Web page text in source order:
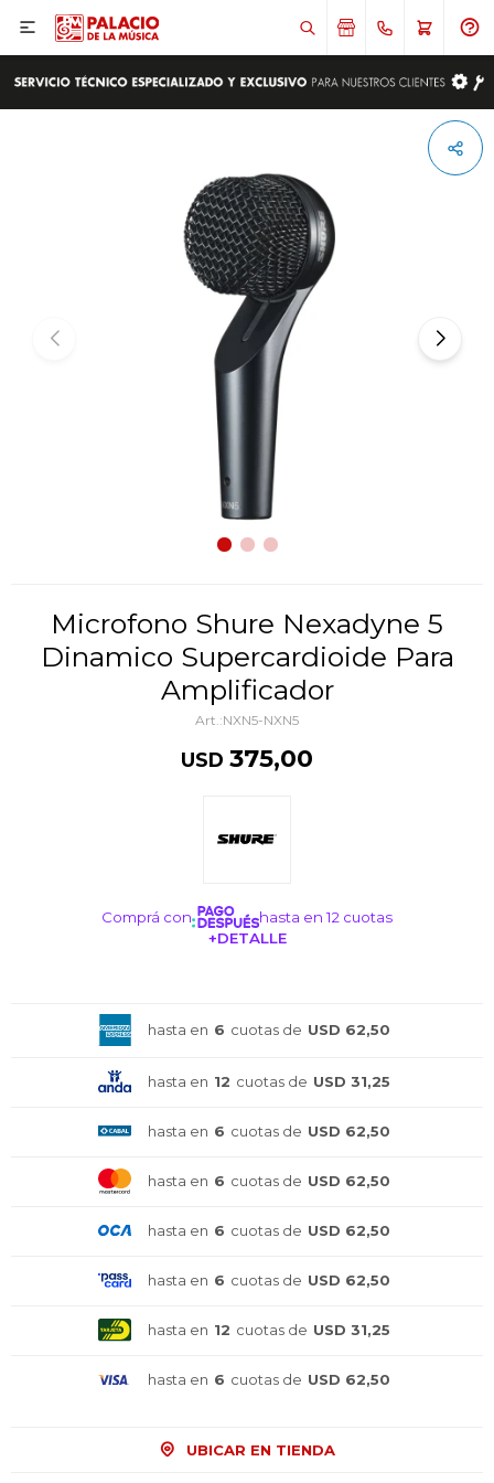

Microfono Shure Nexadyne 5
Dinamico Supercardioide Para
Amplificador
NXN5-NXN5
USD 375,00
Comprá con
hasta en 12 cuotas
+DETALLE
hasta en 6 cuotas de USD 62,50
hasta en 12 cuotas de USD 31,25
hasta en 6 cuotas de USD 62,50
hasta en 6 cuotas de USD 62,50
hasta en 6 cuotas de USD 62,50
hasta en 6 cuotas de USD 62,50
hasta en 12 cuotas de USD 31,25
hasta en 6 cuotas de USD 62,50
UBICAR EN TIENDA